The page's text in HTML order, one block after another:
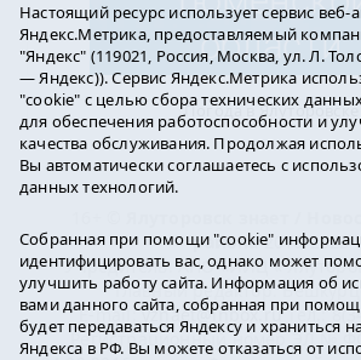
Погода в Ялуторовске
района2016-2023
Учредитель: АНО «ИИЦ «
Главный редактор:
E-mail:yznaet@inbox.ruТел.:
Регистрационный номер ЭЛ № ФС
Настоящий ресурс использует сервис веб-
Яндекс.Метрика, предоставляемый
"Яндекс" (119021, Россия, Москва, ул. Л.
— Яндекс)). Сервис Яндекс.Метрика
"cookie" с целью сбора технических
для обеспечения работоспособности и
качества обслуживания. Продолжая
Вы автоматически соглашаетесь с
данных технологий.
Собранная при помощи "cookie"
идентифицировать вас, однако может
улучшить работу сайта. Информация об
вами данного сайта, собранная при
будет передаваться Яндексу и храниться
Яндекса в РФ. Вы можете отказаться от